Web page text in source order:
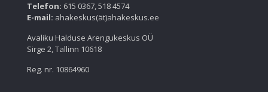
Telefon: 615 0367, 518 4574
E-mail: ahakeskus(ät)ahakeskus.ee
Avaliku Halduse Arengukeskus OÜ
Sirge 2, Tallinn 10618
Reg. nr. 10864960